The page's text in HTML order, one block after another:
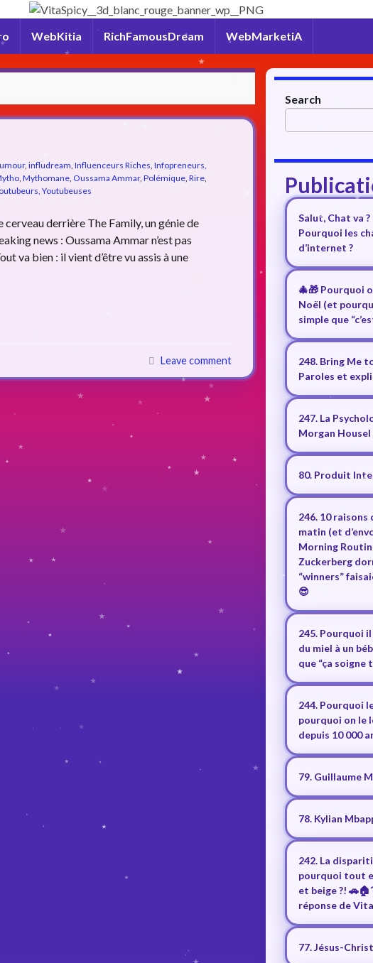
WebKitia RichFamousDream WebMarketiA
, infludream Influenceurs Riches Infopreneurs,
Mythomane Oussama Ammar, Polémique Rire
Youtubeuses
derrière The Family, un génie de
news : Oussama Ammar n’est pas
va bien : il vient d’être vu assis à une
Leave comment
Search
Salut, Chat va
Pourquoi les
d’internet ?
🎄🎁 Pourquoi
Noël (et
simple que
248. Bring Me
Paroles et
247. La
Morgan Housel
80. Produit
246. 10 raisons
matin (et
Morning
Zuckerberg
“winners”
😎
245. Pourquoi
du miel à un
que “ça soigne
244. Pourquoi
pourquoi on le
depuis 10 000
79. Guillaume
78. Kylian
242. La
pourquoi tout
et beige ?!
réponse de
77. Jésus-Christ